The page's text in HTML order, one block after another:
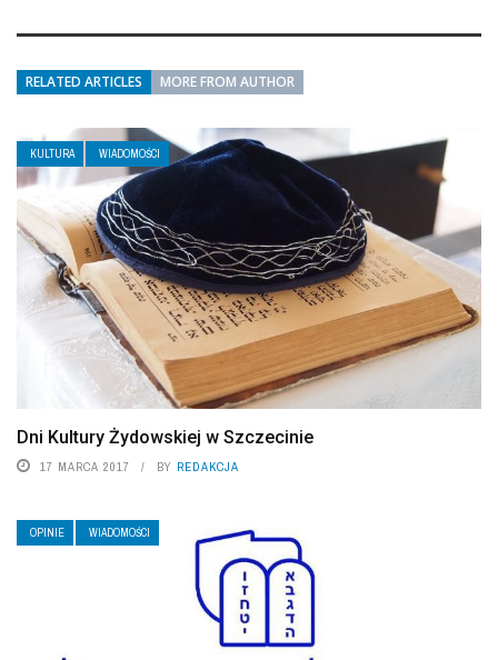
RELATED ARTICLES MORE FROM AUTHOR
KULTURA WIADOMOŚCI
Dni Kultury Żydowskiej w Szczecinie
17 MARCA 2017 BY REDAKCJA
OPINIE WIADOMOŚCI